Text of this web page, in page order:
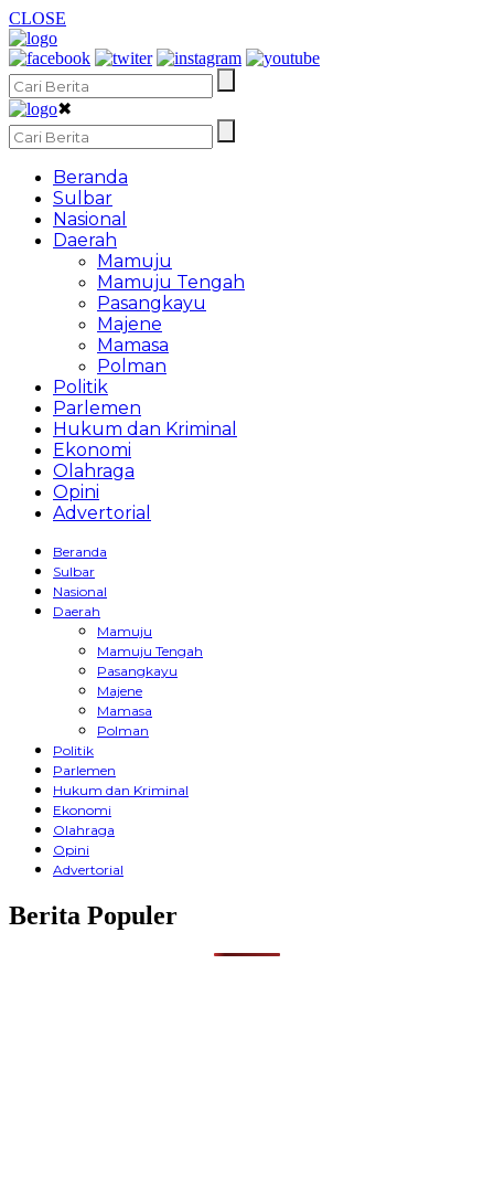
CLOSE
✖
Beranda
Sulbar
Nasional
Daerah
Mamuju
Mamuju Tengah
Pasangkayu
Majene
Mamasa
Polman
Politik
Parlemen
Hukum dan Kriminal
Ekonomi
Olahraga
Opini
Advertorial
Beranda
Sulbar
Nasional
Daerah
Mamuju
Mamuju Tengah
Pasangkayu
Majene
Mamasa
Polman
Politik
Parlemen
Hukum dan Kriminal
Ekonomi
Olahraga
Opini
Advertorial
Berita Populer